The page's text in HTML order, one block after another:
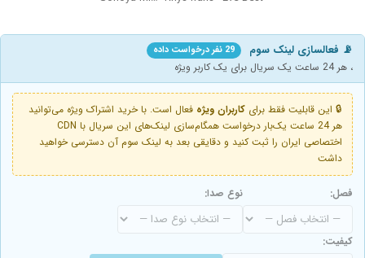
📡 فعالسازی لینک سوم 29 نفر درخواست داده
، هر 24 ساعت یک سریال برای یک کاربر ویژه
🔒 این قابلیت فقط برای کاربران ویژه فعال است. با خرید اشتراک ویژه می‌توانید
هر 24 ساعت یک‌بار درخواست همگام‌سازی لینک‌های این سریال با CDN
اختصاصی ایران را ثبت کنید و دقایقی بعد به لینک سوم آن دسترسی خواهید
داشت
فصل: نوع صدا:
کیفیت: